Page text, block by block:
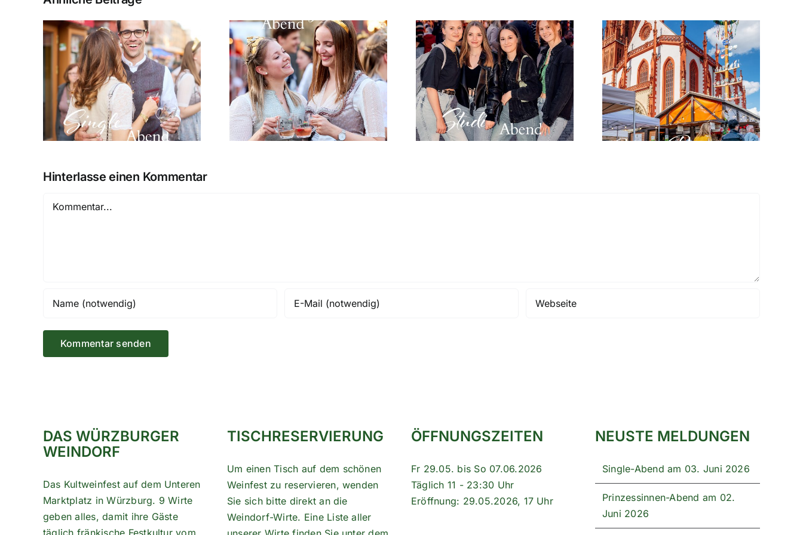
Prinzessinnen-
Abend am 02. Juni
2026
Studi-Abend am
01. Juni 2026
Unser
Festprogramm
2026
Single-Abend am
03. Juni 2026
Hinterlasse einen Kommentar
DAS WÜRZBURGER
WEINDORF
Das Kultweinfest auf dem Unteren
Marktplatz in Würzburg. 9 Wirte
geben alles, damit ihre Gäste
täglich fränkische Festkultur vom
TISCHRESERVIERUNG
Um einen Tisch auf dem schönen
Weinfest zu reservieren, wenden
Sie sich bitte direkt an die
Weindorf-Wirte. Eine Liste aller
ÖFFNUNGSZEITEN
Fr 29.05. bis So 07.06.2026
Täglich 11 - 23:30 Uhr
Eröffnung: 29.05.2026, 17 Uhr
NEUSTE MELDUNGEN
Single-Abend am 03. Juni 2026
Prinzessinnen-Abend am 02.
Juni 2026